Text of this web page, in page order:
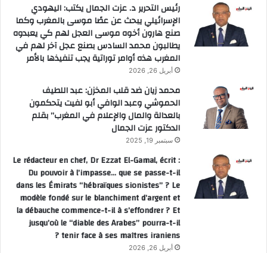
رئيس التحرير د. عزت الجمال يكتب: اليهودي
الإسرائيلي يبحث عن عصًا موسى بالمغرب وكما
صنع هارون أخوه موسى العجل لهم كي يعبدوه
يطالبون محمد السادس بصنع عجل آخر لهم في
المغرب هذه أوامر توراتية يجب تنفيذها بالأمر
أبريل 26, 2026
محمد زيان ضد قلب المخزن: عبد اللطيف
الحموشي وعبد الوافي أبو لفيت يتحكمون
بالعدالة والمال والإعلام في المغرب” بقلم
الدكتور عزت الجمال
سبتمبر 19, 2025
Le rédacteur en chef, Dr Ezzat El-Gamal, écrit :
Du pouvoir à l’impasse… que se passe-t-il
dans les Émirats “hébraïques sionistes” ? Le
modèle fondé sur le blanchiment d’argent et
la débauche commence-t-il à s’effondrer ? Et
jusqu’où le “diable des Arabes” pourra-t-il
tenir face à ses maîtres iraniens ?
أبريل 26, 2026